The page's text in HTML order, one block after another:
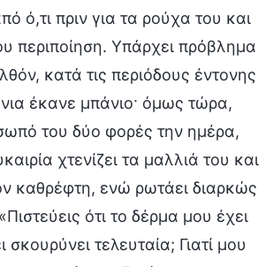
ό,τι πριν για τα ρούχα του και
περιποίηση. Υπάρχει πρόβλημα
κατά τις περιόδους έντονης
έκανε μπάνιο· όμως τώρα,
του δύο φορές την ημέρα,
χτενίζει τα μαλλιά του και
καθρέφτη, ενώ ρωτάει διαρκώς
ότι το δέρμα μου έχει
σκουρύνει τελευταία; Γιατί μου